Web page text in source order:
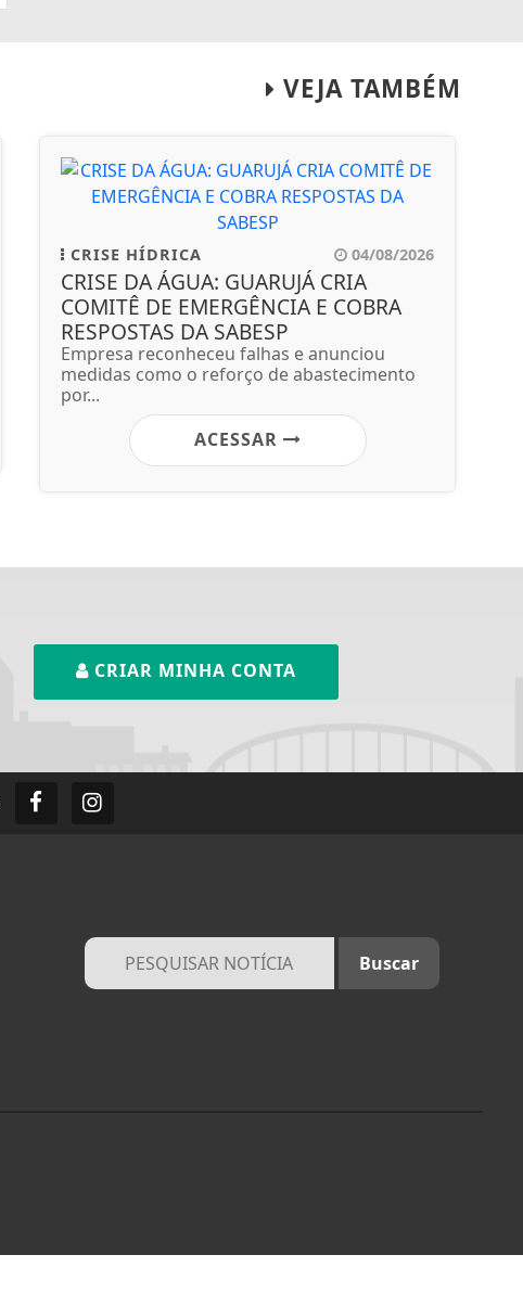
VEJA TAMBÉM
CRISE HÍDRICA 04/08/2026
CRISE DA ÁGUA: GUARUJÁ CRIA
COMITÊ DE EMERGÊNCIA E COBRA
RESPOSTAS DA SABESP
Empresa reconheceu falhas e anunciou
medidas como o reforço de abastecimento
por...
ACESSAR
CRIAR MINHA CONTA